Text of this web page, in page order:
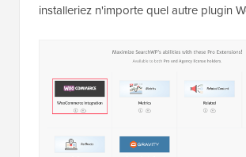
installeriez n'importe quel autre plugin